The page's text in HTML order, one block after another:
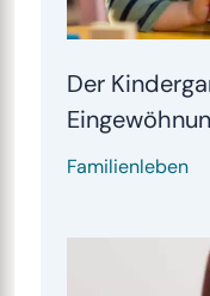
Der
Familienleben